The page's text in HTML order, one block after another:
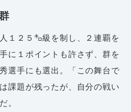
１２５㌔級を制し、２連覇を
に１ポイントも許さず、群を
選手にも選出。「この舞台で
課題が残ったが、自分の戦い
。